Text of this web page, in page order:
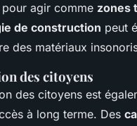
agir comme zones
de construction peut
des matériaux
des citoyens
des citoyens est
à long terme. Des